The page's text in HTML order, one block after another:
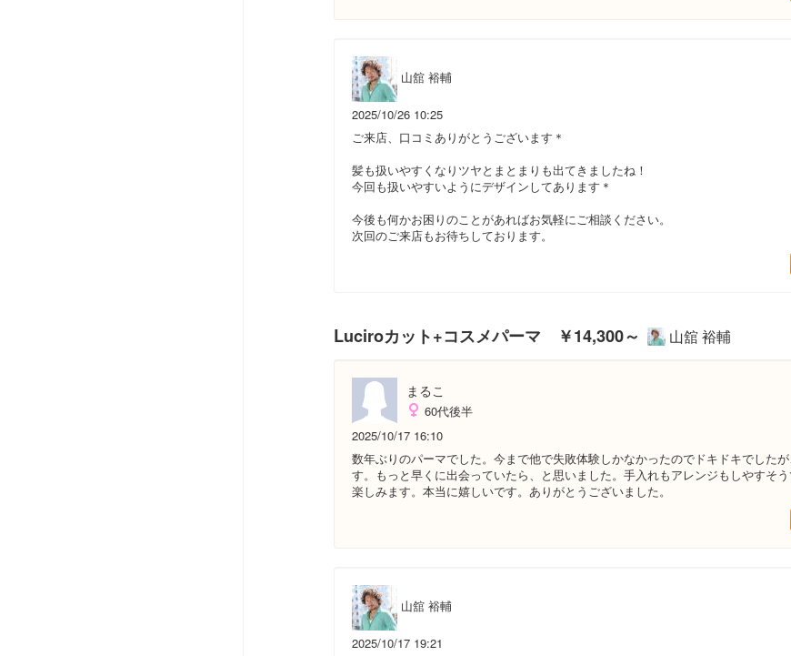
山舘 裕輔
2025/10/26 10:25
ご来店、口コミありがとうございます＊
髪も扱いやすくなりツヤとまとまりも出てきましたね！
今回も扱いやすいようにデザインしてあります＊
今後も何かお困りのことがあればお気軽にご相談ください。
次回のご来店もお待ちしております。
Luciroカット+コスメパーマ ￥14,300～ 山舘 裕輔
まるこ
60代後半
2025/10/17 16:10
数年ぶりのパーマでした。今まで他で失敗体験しかなかったのでドキドキでした
す。もっと早くに出会っていたら、と思いました。手入れもアレンジもしやすそ
楽しみます。本当に嬉しいです。ありがとうございました。
山舘 裕輔
2025/10/17 19:21